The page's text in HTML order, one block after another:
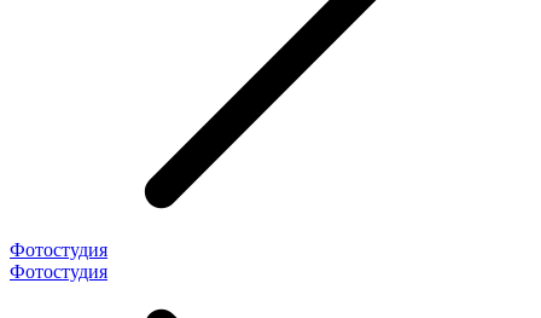
Фотостудия
Фотостудия